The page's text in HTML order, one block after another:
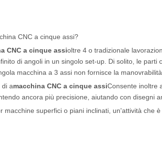
CNC a cinque assi?
CNC a cinque assioltre 4 o tradizionale
di angoli in un singolo set-up. Di solito, le parti
macchina a 3 assi non fornisce la
di amacchina CNC a cinque assiConsente inoltre
ancora più precisione, aiutando con disegni
macchine superfici o piani inclinati, un'attività che